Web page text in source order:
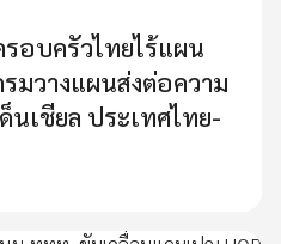
รอบครัวไทยไร้แผน
มวางแผนส่งต่อความ
นเชียล ประเทศไทย-